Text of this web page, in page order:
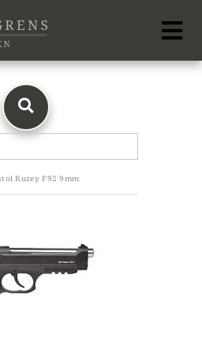
Kuzey F92 9mm